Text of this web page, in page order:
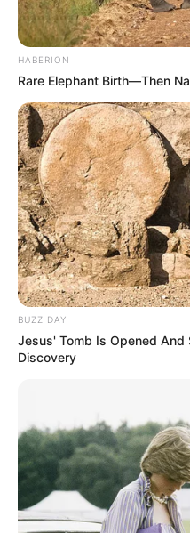
HABERION
Rare Elephant Birth—Then
BUZZ DAY
Jesus' Tomb Is Opened
Discovery